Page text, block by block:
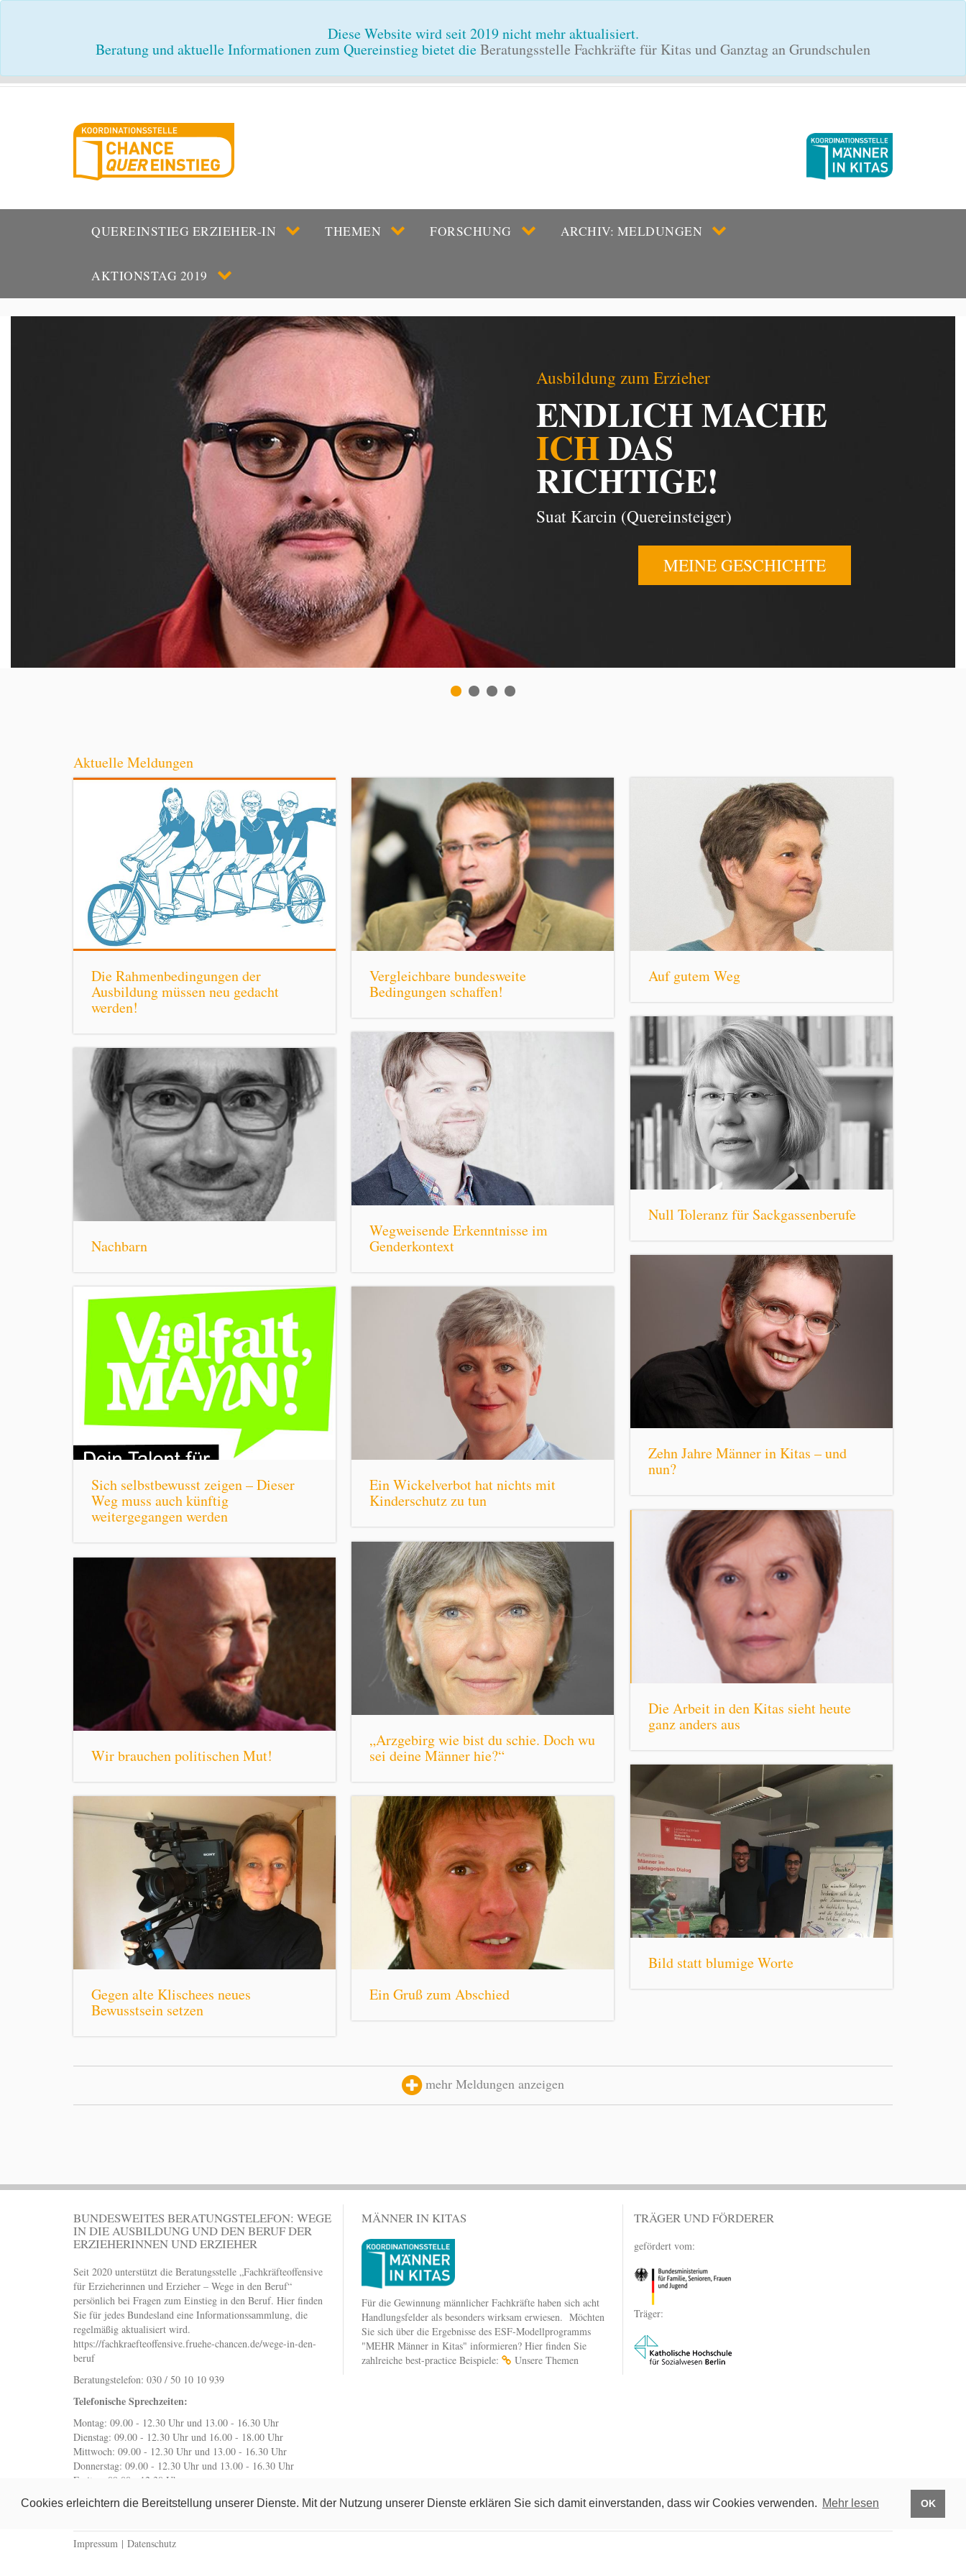
Cookies erleichtern die Bereitstellung unserer Dienste. Mit der Nutzung unserer Dienste erklären Sie sich damit einverstanden, dass wir Cookies verwenden. Mehr lesen OK
Diese Website wird seit 2019 nicht mehr aktualisiert.
Beratung und aktuelle Informationen zum Quereinstieg bietet dieBeratungsstelle Fachkräfte für Kitas und Ganztag an Grundschulen
QUEREINSTIEG ERZIEHER-IN THEMEN FORSCHUNG ARCHIV: MELDUNGEN
AKTIONSTAG 2019
Ausbildung zum Erzieher
ENDLICH MACHE
ICHDAS
RICHTIGE!
Suat Karcin (Quereinsteiger)
MEINE GESCHICHTE
Aktuelle Meldungen
Die Rahmenbedingungen der
Ausbildung müssen neu gedacht
werden!
Vergleichbare bundesweite
Bedingungen schaffen!
Auf gutem Weg
Null Toleranz für Sackgassenberufe
Wegweisende Erkenntnisse im
Genderkontext
Nachbarn
Zehn Jahre Männer in Kitas – und
nun?
Sich selbstbewusst zeigen – Dieser
Weg muss auch künftig
weitergegangen werden
Ein Wickelverbot hat nichts mit
Kinderschutz zu tun
Die Arbeit in den Kitas sieht heute
ganz anders aus
„Arzgebirg wie bist du schie. Doch wu
sei deine Männer hie?“
Wir brauchen politischen Mut!
Bild statt blumige Worte
Gegen alte Klischees neues
Bewusstsein setzen
Ein Gruß zum Abschied
mehr Meldungen anzeigen
BUNDESWEITES BERATUNGSTELEFON: WEGE
IN DIE AUSBILDUNG UND DEN BERUF DER
ERZIEHERINNEN UND ERZIEHER
Seit 2020 unterstützt die Beratungsstelle „Fachkräfteoffensive
für Erzieherinnen und Erzieher – Wege in den Beruf“
persönlich bei Fragen zum Einstieg in den Beruf. Hier finden
Sie für jedes Bundesland eine Informationssammlung, die
regelmäßig aktualisiert wird.
https://fachkraefteoffensive.fruehe-chancen.de/wege-in-den-
beruf
Beratungstelefon: 030 / 50 10 10 939
Telefonische Sprechzeiten:
Montag: 09.00 - 12.30 Uhr und 13.00 - 16.30 Uhr
Dienstag: 09.00 - 12.30 Uhr und 16.00 - 18.00 Uhr
Mittwoch: 09.00 - 12.30 Uhr und 13.00 - 16.30 Uhr
Donnerstag: 09.00 - 12.30 Uhr und 13.00 - 16.30 Uhr
Freitag: 09.00 - 12.30 Uhr
wegeindenberuf@fruehe-chancen.de
MÄNNER IN KITAS
Für die Gewinnung männlicher Fachkräfte haben sich acht
Handlungsfelder als besonders wirksam erwiesen. Möchten
Sie sich über die Ergebnisse des ESF-Modellprogramms
"MEHR Männer in Kitas" informieren? Hier finden Sie
zahlreiche best-practice Beispiele:
Unsere Themen
TRÄGER UND FÖRDERER
gefördert vom:
Träger:
Impressum | Datenschutz